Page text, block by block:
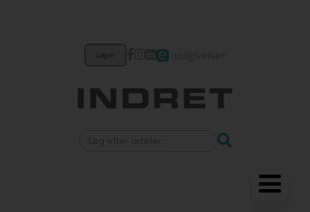
Login